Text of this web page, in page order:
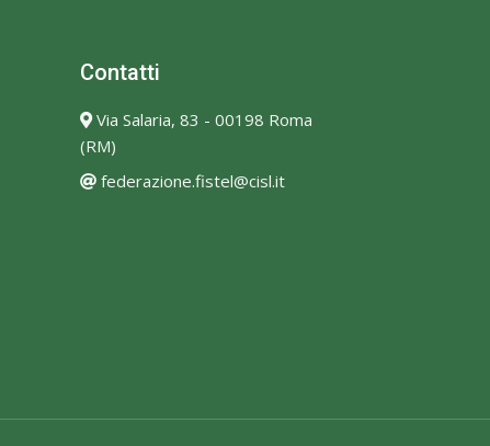
Contatti
Via Salaria, 83 - 00198 Roma
(RM)
federazione.fistel@cisl.it